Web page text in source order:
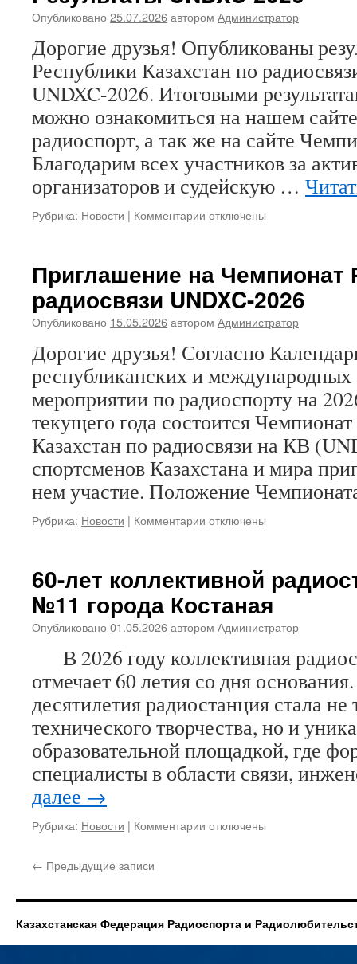
Опубликовано 25.07.2026автором Администратор
Дорогие друзья! Опубликованы
Республики Казахстан по
UNDXC-2026. Итоговыми
можно ознакомиться на нашем
радиоспорт, а так же на сайте
Благодарим всех участников за
организаторов и судейскую …
Рубрика: Новости | Комментарии к
2026
отключены
Приглашение на Чемпионат
радиосвязи UNDXC-2026
Опубликовано 15.05.2026автором Администратор
Дорогие друзья! Согласно
республиканских и
мероприятии по радиоспорту на
текущего года состоится
Казахстан по радиосвязи на КВ
спортсменов Казахстана и мира
нем участие. Положение
Рубрика: Новости | Комментарии к
Чемпионат
РК
по
радиосвязи
2026
отключены
60-лет коллективной
№11 города Костаная
Опубликовано 01.05.2026автором Администратор
В 2026 году коллективная
отмечает 60 летия со дня
десятилетия радиостанция стала
технического творчества, но и
образовательной площадкой, где
специалисты в области связи,
далее →
Рубрика: Новости | Комментарии к
радиостанции
школы
№11
отключены
← Предыдущие записи
Казахстанская Федерация Радиоспорта и